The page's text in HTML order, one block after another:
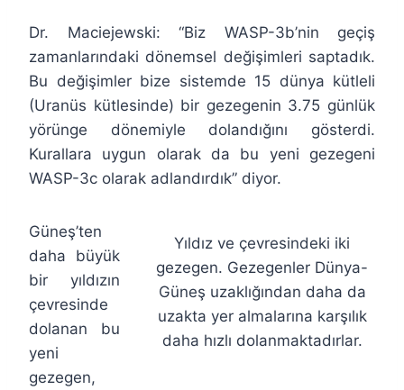
Dr. Maciejewski: “Biz WASP-3b’nin geçiş
zamanlarındaki dönemsel değişimleri saptadık.
Bu değişimler bize sistemde 15 dünya kütleli
(Uranüs kütlesinde) bir gezegenin 3.75 günlük
yörünge dönemiyle dolandığını gösterdi.
Kurallara uygun olarak da bu yeni gezegeni
WASP-3c olarak adlandırdık” diyor.
Yıldız ve çevresindeki iki
gezegen. Gezegenler Dünya-
Güneş uzaklığından daha da
uzakta yer almalarına karşılık
daha hızlı dolanmaktadırlar.
Güneş’ten
daha büyük
bir yıldızın
çevresinde
dolanan bu
yeni
gezegen,